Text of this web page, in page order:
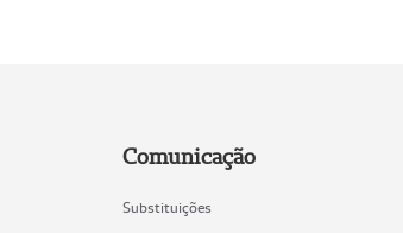
Comunicação
Substituições